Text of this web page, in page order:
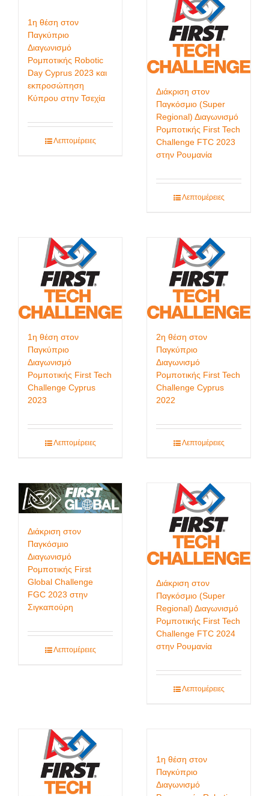
1η θέση στον
Παγκύπριο
Διαγωνισμό
Ρομποτικής Robotic
Day Cyprus 2023 και
εκπροσώπηση
Κύπρου στην Τσεχία
Λεπτομέρειες
Διάκριση στον
Παγκόσμιο (Super
Regional) Διαγωνισμό
Ρομποτικής First Tech
Challenge FTC 2023
στην Ρουμανία
Λεπτομέρειες
1η θέση στον
Παγκύπριο
Διαγωνισμό
Ρομποτικής First Tech
Challenge Cyprus
2023
Λεπτομέρειες
2η θέση στον
Παγκύπριο
Διαγωνισμό
Ρομποτικής First Tech
Challenge Cyprus
2022
Λεπτομέρειες
Διάκριση στον
Παγκόσμιο
Διαγωνισμό
Ρομποτικής First
Global Challenge
FGC 2023 στην
Σιγκαπούρη
Λεπτομέρειες
Διάκριση στον
Παγκόσμιο (Super
Regional) Διαγωνισμό
Ρομποτικής First Tech
Challenge FTC 2024
στην Ρουμανία
Λεπτομέρειες
1η θέση στον
Παγκύπριο
Διαγωνισμό